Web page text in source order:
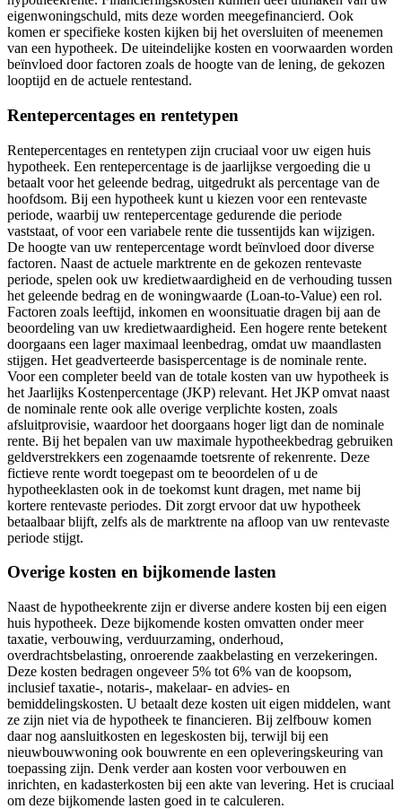
eigenwoningschuld, mits deze worden meegefinancierd. Ook
komen er specifieke kosten kijken bij het oversluiten of meenemen
van een hypotheek. De uiteindelijke kosten en voorwaarden worden
beïnvloed door factoren zoals de hoogte van de lening, de gekozen
looptijd en de actuele rentestand.
Rentepercentages en rentetypen
Rentepercentages en rentetypen zijn cruciaal voor uw eigen huis
hypotheek. Een rentepercentage is de jaarlijkse vergoeding die u
betaalt voor het geleende bedrag, uitgedrukt als percentage van de
hoofdsom. Bij een hypotheek kunt u kiezen voor een rentevaste
periode, waarbij uw rentepercentage gedurende die periode
vaststaat, of voor een variabele rente die tussentijds kan wijzigen.
De hoogte van uw rentepercentage wordt beïnvloed door diverse
factoren. Naast de actuele marktrente en de gekozen rentevaste
periode, spelen ook uw kredietwaardigheid en de verhouding tussen
het geleende bedrag en de woningwaarde (Loan-to-Value) een rol.
Factoren zoals leeftijd, inkomen en woonsituatie dragen bij aan de
beoordeling van uw kredietwaardigheid. Een hogere rente betekent
doorgaans een lager maximaal leenbedrag, omdat uw maandlasten
stijgen. Het geadverteerde basispercentage is de nominale rente.
Voor een completer beeld van de totale kosten van uw hypotheek is
het Jaarlijks Kostenpercentage (JKP) relevant. Het JKP omvat naast
de nominale rente ook alle overige verplichte kosten, zoals
afsluitprovisie, waardoor het doorgaans hoger ligt dan de nominale
rente. Bij het bepalen van uw maximale hypotheekbedrag gebruiken
geldverstrekkers een zogenaamde toetsrente of rekenrente. Deze
fictieve rente wordt toegepast om te beoordelen of u de
hypotheeklasten ook in de toekomst kunt dragen, met name bij
kortere rentevaste periodes. Dit zorgt ervoor dat uw hypotheek
betaalbaar blijft, zelfs als de marktrente na afloop van uw rentevaste
periode stijgt.
Overige kosten en bijkomende lasten
Naast de hypotheekrente zijn er diverse andere kosten bij een eigen
huis hypotheek. Deze bijkomende kosten omvatten onder meer
taxatie, verbouwing, verduurzaming, onderhoud,
overdrachtsbelasting, onroerende zaakbelasting en verzekeringen.
Deze kosten bedragen ongeveer 5% tot 6% van de koopsom,
inclusief taxatie-, notaris-, makelaar- en advies- en
bemiddelingskosten. U betaalt deze kosten uit eigen middelen, want
ze zijn niet via de hypotheek te financieren. Bij zelfbouw komen
daar nog aansluitkosten en legeskosten bij, terwijl bij een
nieuwbouwwoning ook bouwrente en een opleveringskeuring van
toepassing zijn. Denk verder aan kosten voor verbouwen en
inrichten, en kadasterkosten bij een akte van levering. Het is cruciaal
om deze bijkomende lasten goed in te calculeren.